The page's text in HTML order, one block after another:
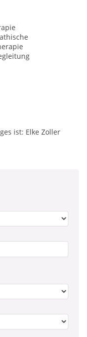
ist: Elke Zoller